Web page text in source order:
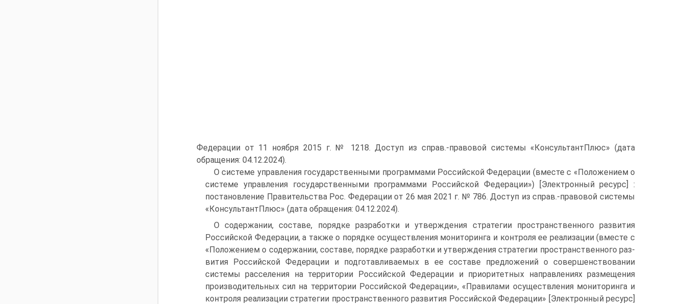
Феде­рации от 11 ноября 2015 г. № 1218. Доступ из справ.-правовой системы «КонсультантПлюс» (дата
обращения: 04.12.2024).
О системе управления государственными программами Рос­сийской Федерации (вместе с «Положением о
системе управле­ния государственными программами Российской Федерации») [Электронный ресурс] :
постановление Правительства Рос. Феде­рации от 26 мая 2021 г. № 786. Доступ из справ.-правовой систе­мы
«КонсультантПлюс» (дата обращения: 04.12.2024).
О содержании, составе, порядке разработки и утверждения стратегии пространственного развития
Российской Федерации, а также о порядке осуществления мониторинга и контроля ее реа­лизации (вместе с
«Положением о содержании, составе, поряд­ке разработки и утверждения стратегии пространственного раз­
вития Российской Федерации и подготавливаемых в ее составе предложений о совершенствовании
системы расселения на тер­ритории Российской Федерации и приоритетных направлениях размещения
производительных сил на территории Российской Федерации», «Правилами осуществления мониторинга и
контро­ля реализации стратегии пространственного развития Россий­ской Федерации» [Электронный ресурс]